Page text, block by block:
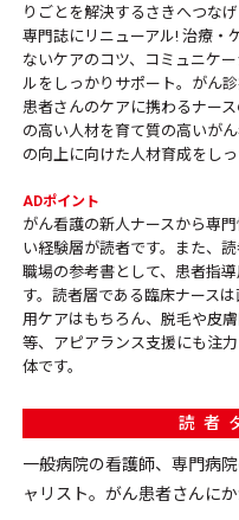
りごとを解決するさきへつな
専門誌にリニューアル! 治療・
ないケアのコツ、コミュニケ
ルをしっかりサポート。がん
患者さんのケアに携わるナー
の高い人材を育て質の高いが
の向上に向けた人材育成をしっ
ADポイント
がん看護の新人ナースから専
い経験層が読者です。また、
職場の参考書として、患者指
す。読者層である臨床ナース
用ケアはもちろん、脱毛や皮
等、アピアランス支援にも注
体です。
読者
一般病院の看護師、専門病
ャリスト。がん患者さんに